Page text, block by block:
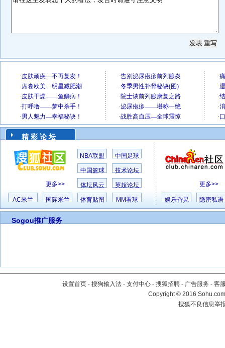
精 彩 论 坛
更多>>
NBA联盟 中国足球
中国篮球 技术论坛
体坛风云 英超论坛
AC米兰 国际米兰 体育贴图 MM看球
更多>>
娱乐旮旯 隐密私语
Sogou推广服务
设置首页 - 搜狗输入法 - 支付中心 - 搜狐招聘 - 广告服务 - 客
Copyright©2016
搜狐不良信息举